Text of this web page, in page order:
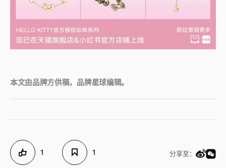
本文由品牌方供稿，品牌星球编辑。
1 1 分享至：